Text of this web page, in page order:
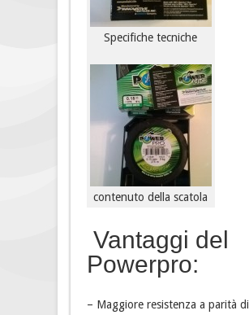
Specifiche tecniche
contenuto della scatola
Vantaggi del
Powerpro:
– Maggiore resistenza a parità di